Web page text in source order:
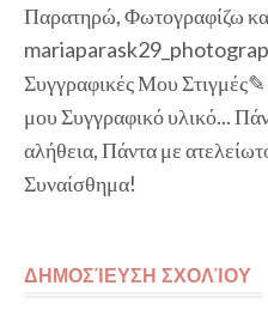
Παρατηρώ, Φωτογραφίζω
Συγγραφικές Μου
μου Συγγραφικό υλικό...
αλήθεια, Πάντα με
Συναίσθημα!
ΔΗΜΟΣΊΕΥΣΗ ΣΧΟΛΊΟΥ